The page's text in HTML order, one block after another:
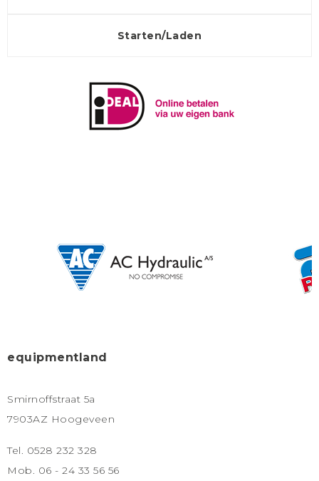
Starten/Laden
equipmentland
Smirnoffstraat 5a
7903AZ Hoogeveen
Tel. 0528 232 328
Mob. 06 - 24 33 56 56